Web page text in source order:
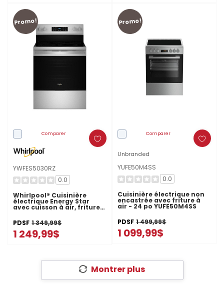
Promo!
Comparer
YWFES5030RZ
0.0
Whirlpool® Cuisinière
électrique Energy Star
avec cuisson à air, friture à
air sans préchauffage et
nettoyage automatique -
30 po YWFES5030RZ
PDSF 1 349,99$
1 249,99$
Promo!
Comparer
Unbranded
YUFE50M4SS
0.0
Cuisinière électrique non
encastrée avec friture à
air - 24 po YUFE50M4SS
PDSF 1 499,99$
1 099,99$
Montrer plus